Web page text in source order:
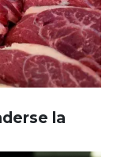
la